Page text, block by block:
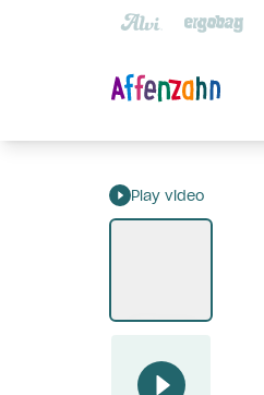
Play video